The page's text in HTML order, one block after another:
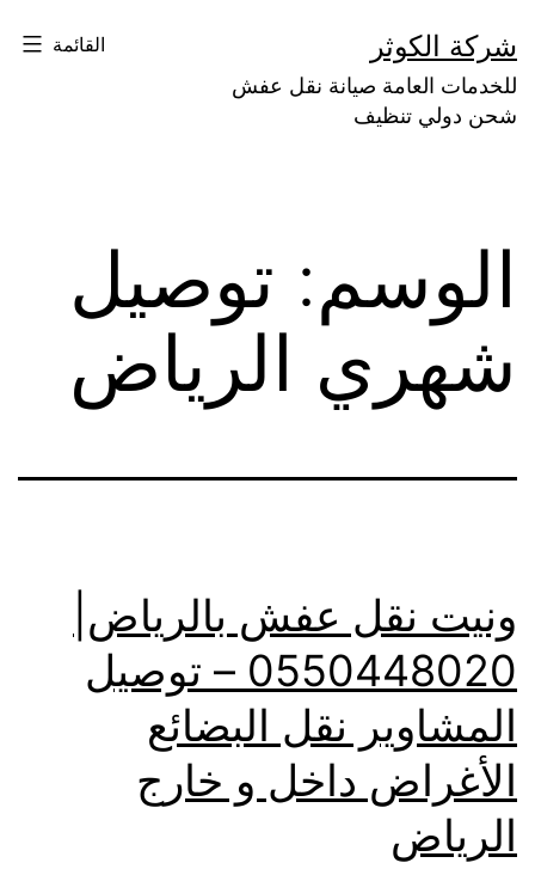
إلى
المحتوى
شركة الكوثر
للخدمات العامة صيانة نقل عفش
شحن دولي تنظيف
القائمة
الوسم: توصيل
شهري الرياض
ونيت نقل عفش بالرياض|
0550448020 – توصيل
المشاوير نقل البضائع
الأغراض داخل و خارج
الرياض